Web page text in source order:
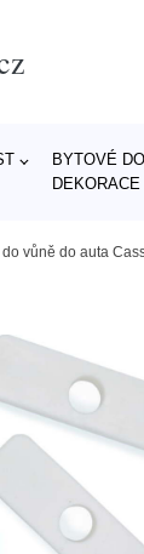
BYTOVÉ
DEKORACE
do vůně do auta